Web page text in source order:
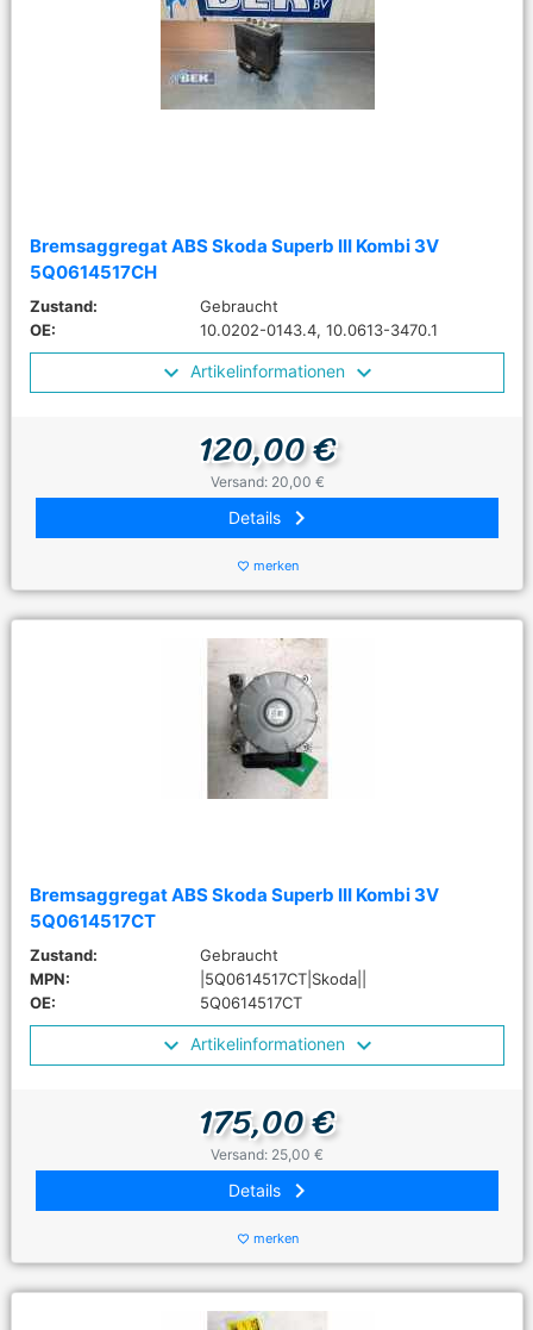
Bremsaggregat ABS Skoda Superb III Kombi 3V
5Q0614517CH
Zustand:
Gebraucht
OE:
10.0202-0143.4, 10.0613-3470.1
Artikelinformationen
120,00 €
Versand: 20,00 €
Details keyboard_arrow_right
favorite_border merken
Bremsaggregat ABS Skoda Superb III Kombi 3V
5Q0614517CT
Zustand:
Gebraucht
MPN:
|5Q0614517CT|Skoda||
OE:
5Q0614517CT
Artikelinformationen
175,00 €
Versand: 25,00 €
Details keyboard_arrow_right
favorite_border merken